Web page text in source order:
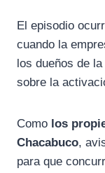
El episodio
cuando la
los dueños de
sobre la
Como los
Chacabuco,
para que